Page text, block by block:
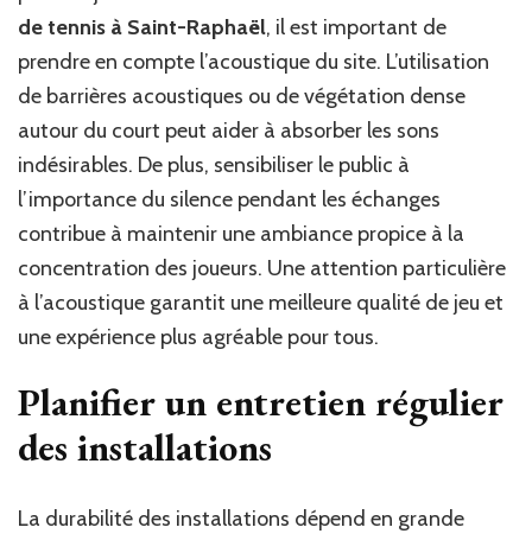
de tennis à Saint-Raphaël, il est important de
prendre en compte l’acoustique du site. L’utilisation
de barrières acoustiques ou de végétation dense
autour du court peut aider à absorber les sons
indésirables. De plus, sensibiliser le public à
l’importance du silence pendant les échanges
contribue à maintenir une ambiance propice à la
concentration des joueurs. Une attention particulière
à l’acoustique garantit une meilleure qualité de jeu et
une expérience plus agréable pour tous.
Planifier un entretien régulier
des installations
La durabilité des installations dépend en grande